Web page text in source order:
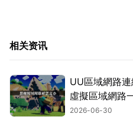
相关资讯
UU區域網路
虛擬區域網路
2026-06-30